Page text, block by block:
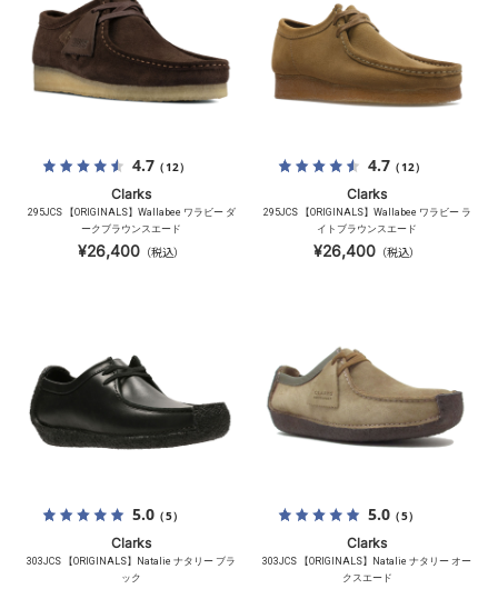
4.7（12）
Clarks
295JCS 【ORIGINALS】Wallabee ワラビー ダ
ークブラウンスエード
¥26,400 （税込）
4.7（12）
Clarks
295JCS 【ORIGINALS】Wallabee ワラビー ラ
イトブラウンスエード
¥26,400 （税込）
5.0（5）
Clarks
303JCS 【ORIGINALS】Natalie ナタリー ブラ
ック
5.0（5）
Clarks
303JCS 【ORIGINALS】Natalie ナタリー オー
クスエード